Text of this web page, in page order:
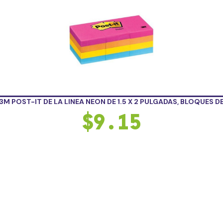
POST-IT DE LA LINEA NEON DE 1.5 X 2 PULGADAS, BLOQUES
$9.15